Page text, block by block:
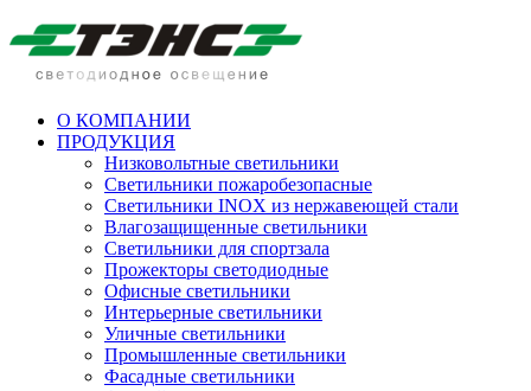
О КОМПАНИИ
ПРОДУКЦИЯ
Низковольтные светильники
Cветильники пожаробезопасные
Светильники INOX из нержавеющей стали
Влагозащищенные светильники
Светильники для спортзала
Прожекторы светодиодные
Офисные светильники
Интерьерные светильники
Уличные светильники
Промышленные светильники
Фасадные светильники